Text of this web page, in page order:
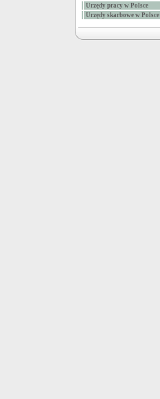
Urzędy pracy w Polsce
Urzędy skarbowe w Polsce